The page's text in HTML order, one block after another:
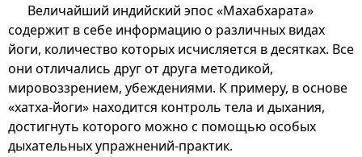
Величайший индийский эпос «Махабхарата»
содержит в себе информацию о различных видах
йоги, количество которых исчисляется в десятках. Все
они отличались друг от друга методикой,
мировоззрением, убеждениями. К примеру, в основе
«хатха-йоги» находится контроль тела и дыхания,
достигнуть которого можно с помощью особых
дыхательных упражнений-практик.